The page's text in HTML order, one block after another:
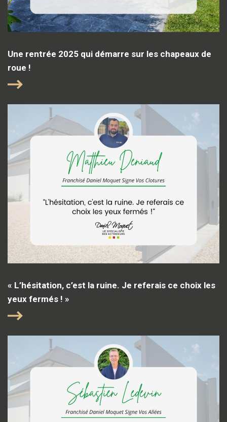
Une rentrée 2025 qui démarre sur les chapeaux de
roue !
« L’hésitation, c’est la ruine. Je referais ce choix les
yeux fermés ! »